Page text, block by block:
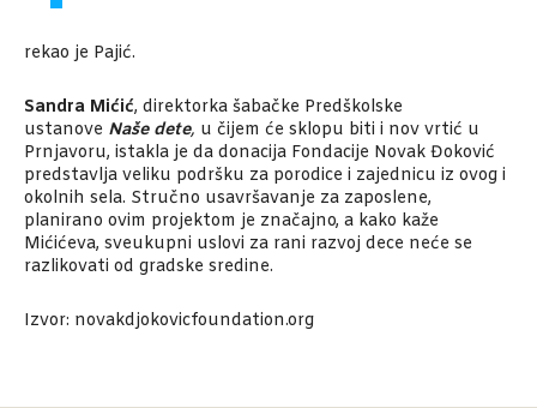
rekao je Pajić.
Sandra Mićić, direktorka šabačke Predškolske
ustanove Naše dete, u čijem će sklopu biti i nov vrtić u
Prnjavoru, istakla je da donacija Fondacije Novak Đoković
predstavlja veliku podršku za porodice i zajednicu iz ovog i
okolnih sela. Stručno usavršavanje za zaposlene,
planirano ovim projektom je značajno, a kako kaže
Mićićeva, sveukupni uslovi za rani razvoj dece neće se
razlikovati od gradske sredine.
Izvor: novakdjokovicfoundation.org